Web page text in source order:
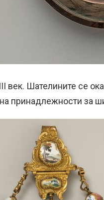
век. Шателините се
принадлежности за